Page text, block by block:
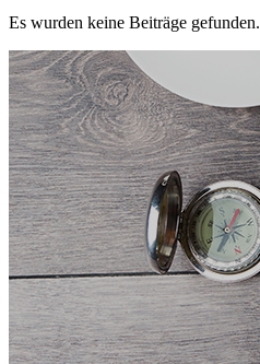
Es wurden keine Beiträge gefunden.